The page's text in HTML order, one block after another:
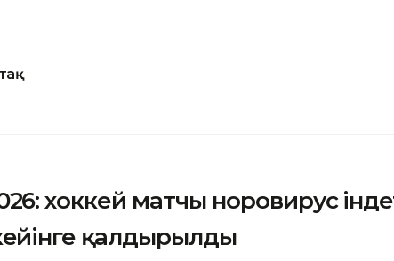
хоккей матчы норовирус
қалдырылды